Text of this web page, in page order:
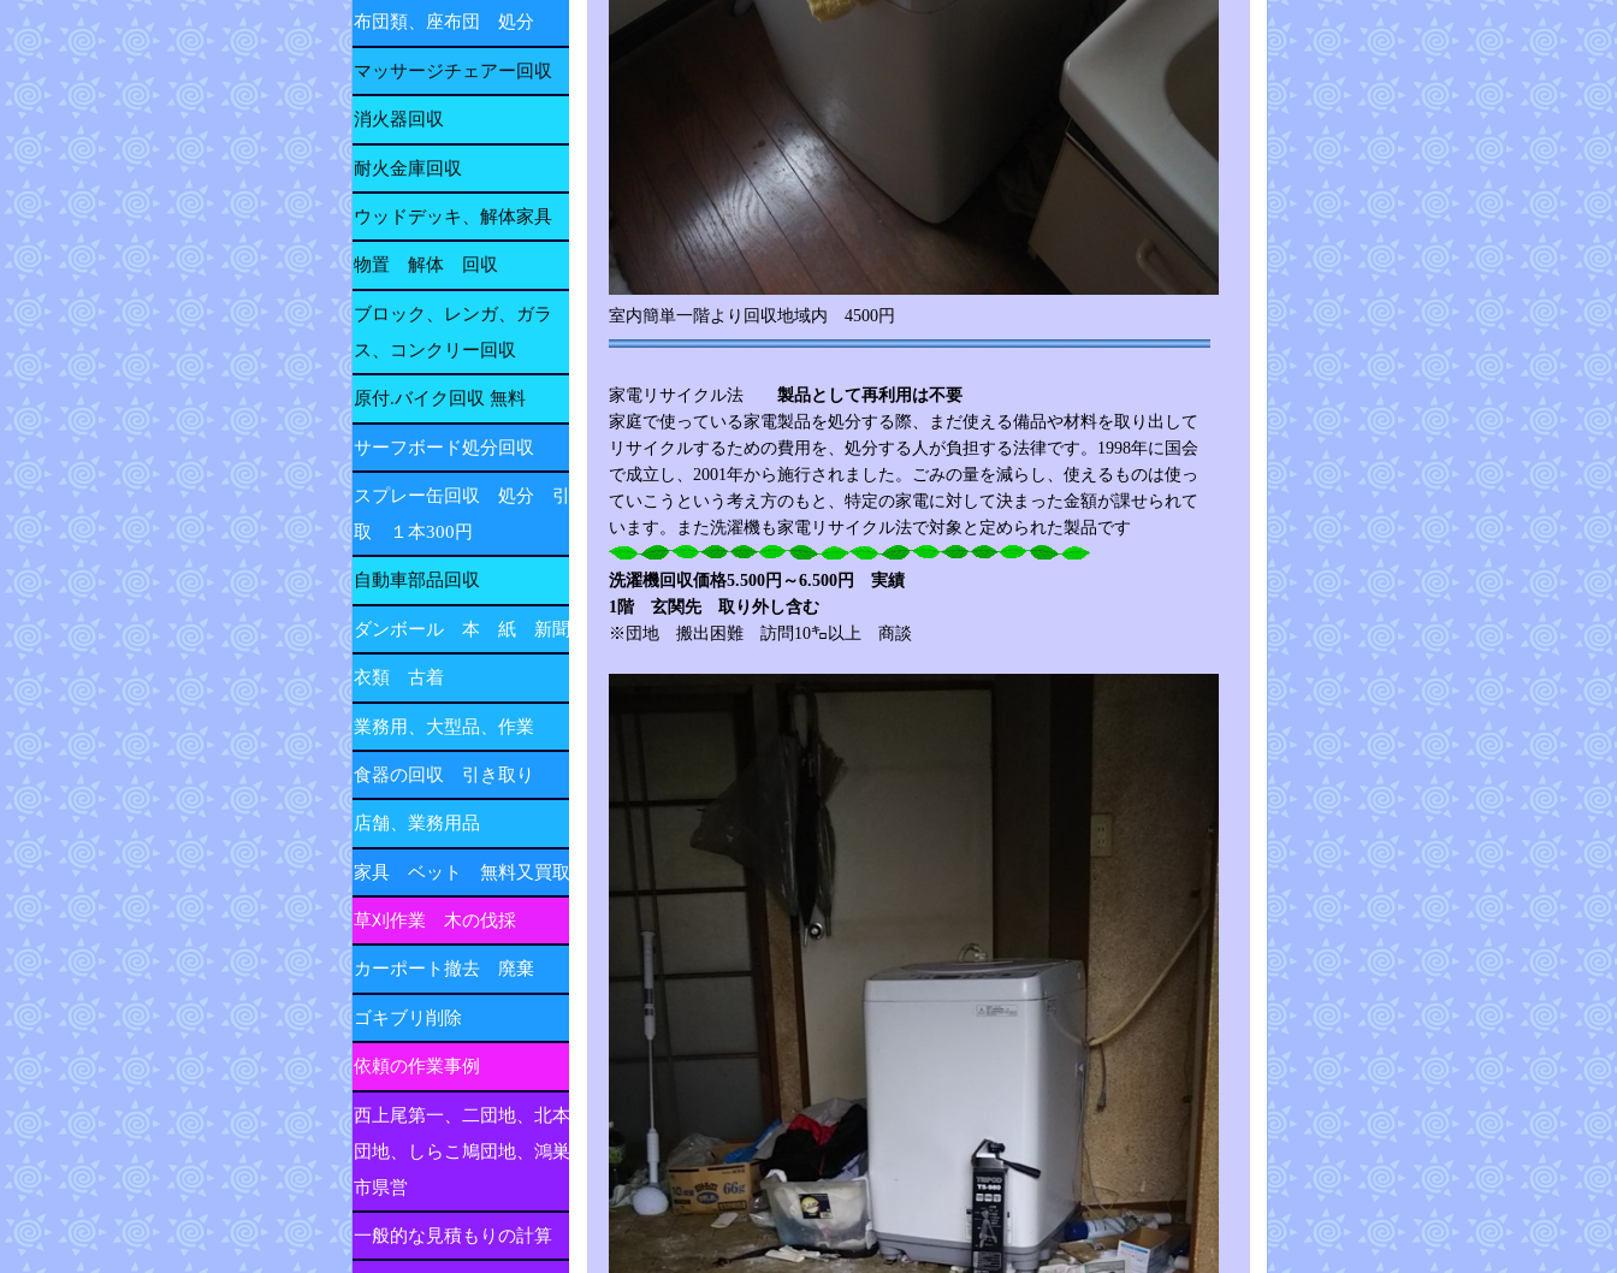
室内簡単一階より回収地域内 4500円
家電リサイクル法 製品として再利用は不要
家庭で使っている家電製品を処分する際、まだ使える備品や材料を取り出して
リサイクルするための費用を、処分する人が負担する法律です。1998年に国会
で成立し、2001年から施行されました。ごみの量を減らし、使えるものは使っ
ていこうという考え方のもと、特定の家電に対して決まった金額が課せられて
います。また洗濯機も家電リサイクル法で対象と定められた製品です
洗濯機回収価格5.500円～6.500円 実績
1階 玄関先 取り外し含む
※団地 搬出困難 訪問10㌔以上 商談
布団類、座布団 処分
マッサージチェアー回収
消火器回収
耐火金庫回収
ウッドデッキ、解体家具
物置 解体 回収
ブロック、レンガ、ガラ
ス、コンクリー回収
原付.バイク回収 無料
サーフボード処分回収
スプレー缶回収 処分 引
取 １本300円
自動車部品回収
ダンボール 本 紙 新聞
衣類 古着
業務用、大型品、作業
食器の回収 引き取り
店舗、業務用品
家具 ベット 無料又買取
草刈作業 木の伐採
カーポート撤去 廃棄
ゴキブリ削除
依頼の作業事例
西上尾第一、二団地、北本
団地、しらこ鳩団地、鴻巣
市県営
一般的な見積もりの計算